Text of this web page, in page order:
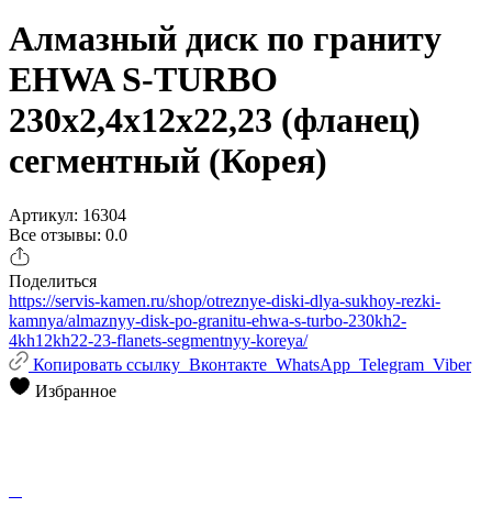
Алмазный диск по граниту
EHWA S-TURBO
230х2,4х12х22,23 (фланец)
сегментный (Корея)
Артикул: 16304
Все отзывы: 0.0
Поделиться
https://servis-kamen.ru/shop/otreznye-diski-dlya-sukhoy-rezki-
kamnya/almaznyy-disk-po-granitu-ehwa-s-turbo-230kh2-
4kh12kh22-23-flanets-segmentnyy-koreya/
Копировать ссылку Вконтакте WhatsApp Telegram Viber
Избранное